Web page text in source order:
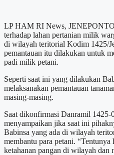
LP HAM RI News, JENEPONTO
terhadap lahan pertanian milik
di wilayah teritorial Kodim 1425/
pemantauan itu dilakukan untuk
padi milik petani.
Seperti saat ini yang dilakukan
melaksanakan pemantauan
masing-masing.
Saat dikonfirmasi Danramil
menyampaikan jika saat ini
Babinsa yang ada di wilayah
membantu para petani.
ketahanan pangan di wilayah dan